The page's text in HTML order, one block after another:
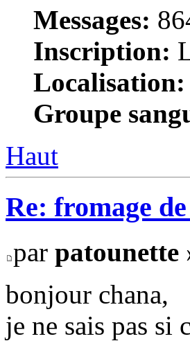
Messages:
Inscription:
Localisation:
Groupe
Haut
Re: fromage
par patounette
bonjour chana,
je ne sais pas si